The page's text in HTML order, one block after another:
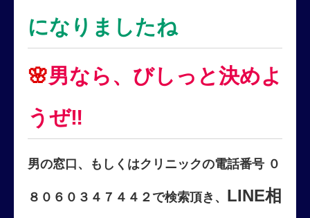
になりましたね
🌸男なら、びしっと決めよ
うぜ‼
男の窓口、もしくはクリニックの電話番号 ０
８０６０３４７４４２で検索頂き、 LINE相